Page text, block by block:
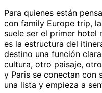
Para quienes están
con family Europe trip,
suele ser el primer hotel
es la estructura del
destino una función
cultura, otro paisaje,
y Paris se conectan con
una lista y empieza a